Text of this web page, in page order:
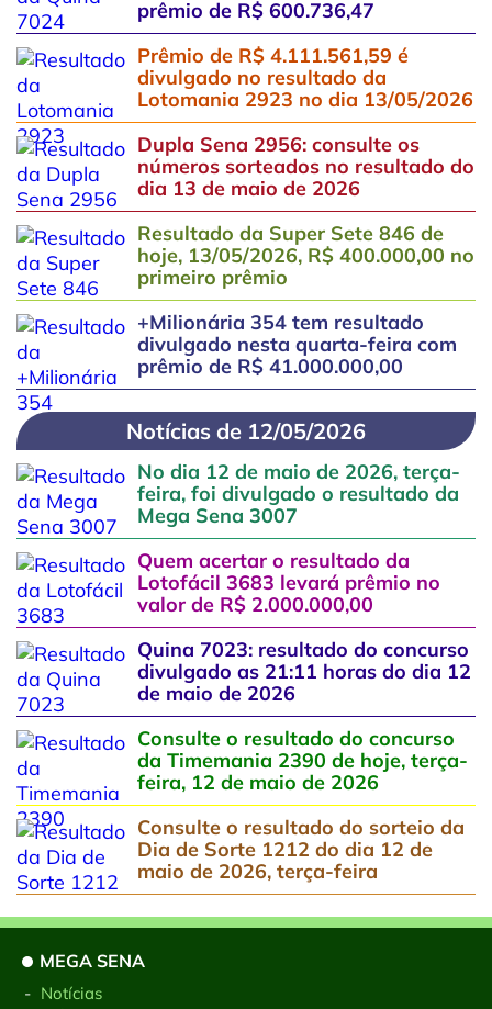
prêmio de R$ 600.736,47
Prêmio de R$ 4.111.561,59 é
divulgado no resultado da
Lotomania 2923 no dia 13/05/2026
Dupla Sena 2956: consulte os
números sorteados no resultado do
dia 13 de maio de 2026
Resultado da Super Sete 846 de
hoje, 13/05/2026, R$ 400.000,00 no
primeiro prêmio
+Milionária 354 tem resultado
divulgado nesta quarta-feira com
prêmio de R$ 41.000.000,00
Notícias de 12/05/2026
No dia 12 de maio de 2026, terça-
feira, foi divulgado o resultado da
Mega Sena 3007
Quem acertar o resultado da
Lotofácil 3683 levará prêmio no
valor de R$ 2.000.000,00
Quina 7023: resultado do concurso
divulgado as 21:11 horas do dia 12
de maio de 2026
Consulte o resultado do concurso
da Timemania 2390 de hoje, terça-
feira, 12 de maio de 2026
Consulte o resultado do sorteio da
Dia de Sorte 1212 do dia 12 de
maio de 2026, terça-feira
MEGA SENA
- Notícias